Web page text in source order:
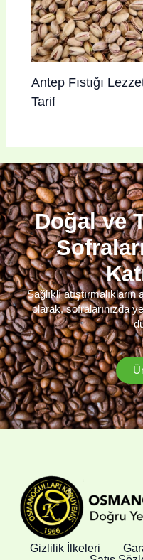
Antep Fıstığı
Tarif
Doğal ve
Sağlıklı
olarak, sofralarınızda
Gizlilik İlkeleri